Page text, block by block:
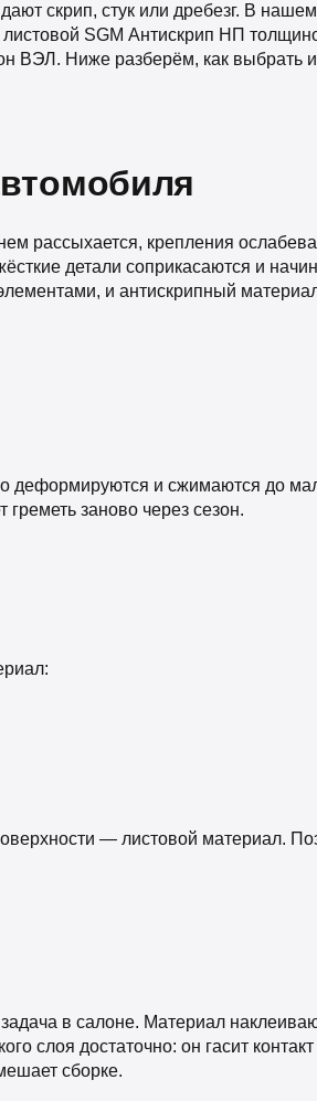
скрип, стук или дребезг. В нашем
SGM Антискрип НП
ВЭЛ. Ниже разберём, как выбрать и
рассыхается, крепления
детали соприкасаются и
и антискрипный
деформируются и сжимаются до
заново через сезон.
— листовой материал.
в салоне. Материал
слоя достаточно: он гасит
сборке.